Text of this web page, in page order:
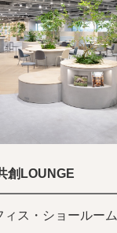
創LOUNGE
ィス・ショールーム